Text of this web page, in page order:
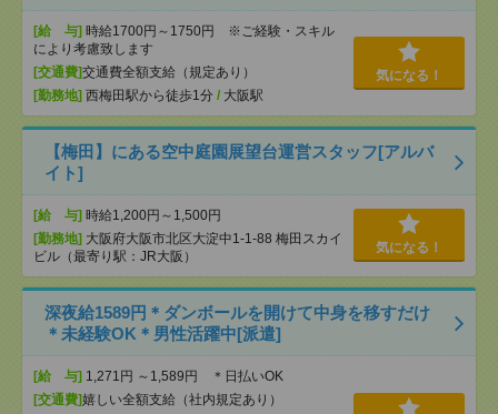
[給 与] 時給1700円～1750円 ※ご経験・スキル
により考慮致します
[交通費]交通費全額支給（規定あり）
[勤務地] 西梅田駅から徒歩1分 / 大阪駅
気になる！
【梅田】にある空中庭園展望台運営スタッフ[アルバ
イト]
[給 与] 時給1,200円～1,500円
[勤務地] 大阪府大阪市北区大淀中1-1-88 梅田スカイ
ビル（最寄り駅：JR大阪）
気になる！
深夜給1589円＊ダンボールを開けて中身を移すだけ
＊未経験OK＊男性活躍中[派遣]
[給 与] 1,271円 ～1,589円 ＊日払いOK
[交通費]嬉しい全額支給（社内規定あり）